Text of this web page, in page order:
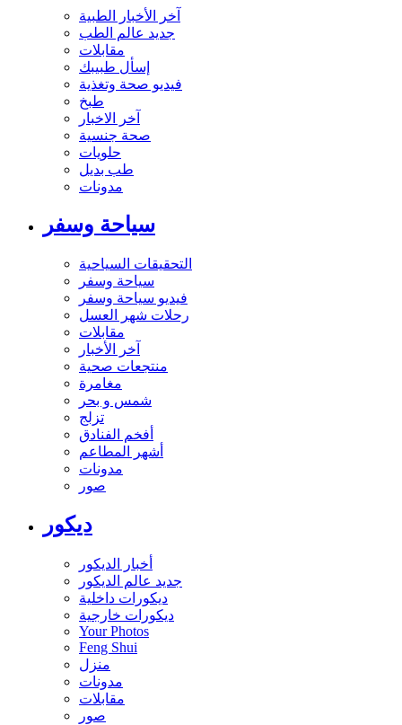
آخر الأخبار الطبية
جديد عالم الطب
مقابلات
إسأل طبيبك
فيديو صحة وتغذية
طبخ
آخر الاخبار
صحة جنسية
حلويات
طب بديل
مدونات
سياحة وسفر
التحقيقات السياحية
سياحة وسفر
فيديو سياحة وسفر
رحلات شهر العسل
مقابلات
آخر الأخبار
منتجعات صحية
مغامرة
شمس و بحر
تزلج
أفخم الفنادق
أشهر المطاعم
مدونات
صور
ديكور
أخبار الديكور
جديد عالم الديكور
ديكورات داخلية
ديكورات خارجية
Your Photos
Feng Shui
منزل
مدونات
مقابلات
صور